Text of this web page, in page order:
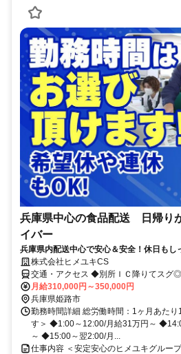
兵庫県中心の食品配送 日帰り
イバー
兵庫県内配送中心で安心＆安全！休日もし
株式会社ヒメユキCS
交通・アクセス ◆別所ＩＣ降りてスグ
歩15分 ◎車通勤・バイク通勤ＯＫ！
月給310,000円～350,000円
兵庫県姫路市
勤務時間詳細 総労働時間：1ヶ月あた
す＞ ◆1:00～12:00/月給31万円～
～ ◆15:00～翌2:00/月...
仕事内容 ＜安定安心のヒメユキグルー